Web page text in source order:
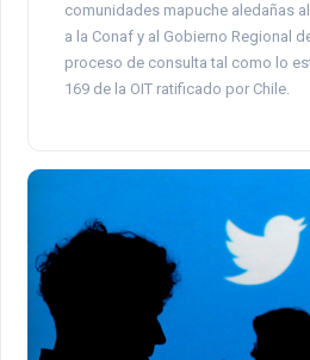
comunidades mapuche aledañas
a la Conaf y al Gobierno Regional
proceso de consulta tal como lo
169 de la OIT ratificado por Chile.